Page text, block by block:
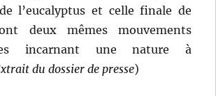
l’eucalyptus et celle finale de
deux mêmes mouvements
incarnant une nature à
du dossier de presse)